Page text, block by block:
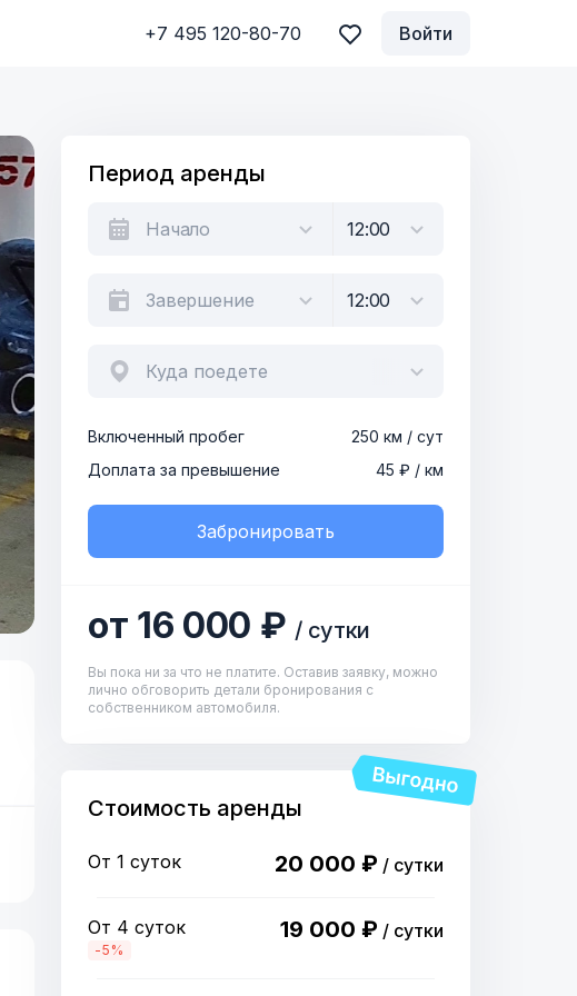
+7 495 120-80-70 Войти
Период аренды
Куда поедете
Включенный пробег
250 км / сут
Доплата за превышение
45 ₽ / км
Забронировать
от 16 000 ₽ / сутки
Вы пока ни за что не платите. Оставив заявку, можно
лично обговорить детали бронирования с
собственником автомобиля.
Стоимость аренды
От 1 суток 20 000 ₽ / сутки
От 4 суток
-5%
19 000 ₽ / сутки